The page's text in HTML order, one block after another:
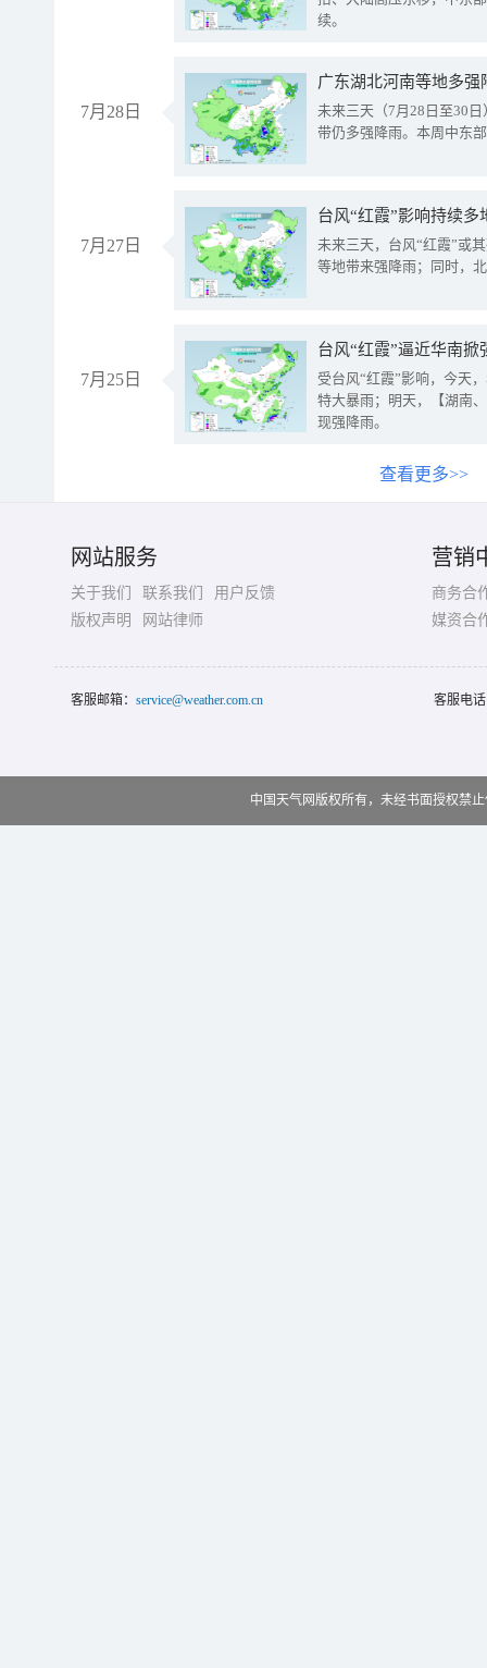
续。
7月28日
广东湖北河南等地多
未来三天（7月28日至30
带仍多强降雨。本周中东
7月27日
台风“红霞”影响持续
未来三天，台风“红霞”或
等地带来强降雨；同时，
7月25日
台风“红霞”逼近华南
受台风“红霞”影响，今天
特大暴雨；明天，【湖南
现强降雨。
查看更多>>
网站服务
关于我们 联系我们
用户反馈
版权声明
网站律师
营销
商务合
媒资合
客服邮箱： service@weather.com.cn 客服电
中国天气网版权所有，未经书面授权